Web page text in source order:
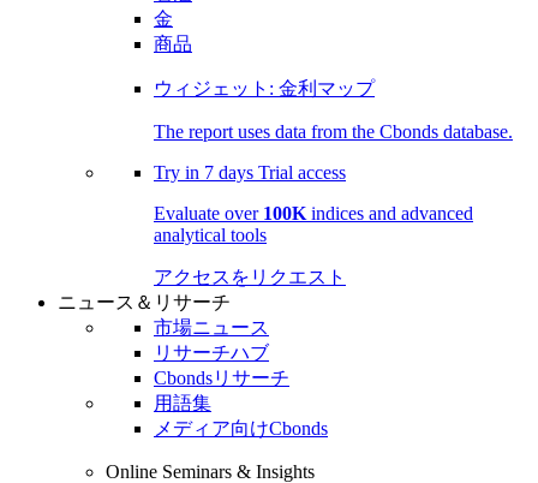
金
商品
ウィジェット: 金利マップ
The report uses data from the Cbonds database.
Try in 7 days Trial access
Evaluate over 100K indices and advanced
analytical tools
アクセスをリクエスト
ニュース＆リサーチ
市場ニュース
リサーチハブ
Cbondsリサーチ
用語集
メディア向けCbonds
Online Seminars & Insights